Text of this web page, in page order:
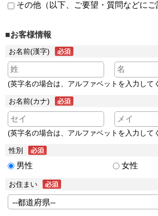
その他（以下、ご要望・質問などにご
■お客様情報
お名前(漢字)
(英字名の場合は、アルファベットを入力して
お名前(カナ)
(英字名の場合は、アルファベットを入力して
性別
男性 女性
お住まい